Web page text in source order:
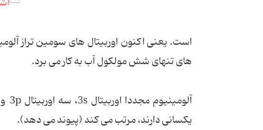
است. یعنی اکنون اوربیتال های سومین تراز
های تنهای شش مولکول آب به کار می برد.
یکسانی دارند، مرتب می کند (پیوند می دهد).